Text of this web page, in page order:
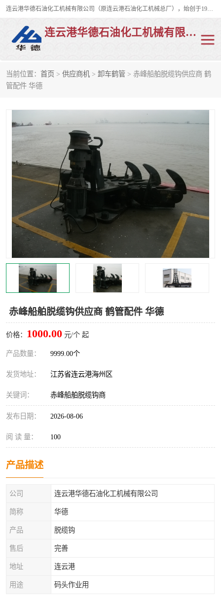
连云港华德石油化工机械有限公司（原连云港石油化工机械总厂），始创于1982年，是从事码头船用流体装卸臂、陆用流体装卸臂（鹤管）、活动梯、钢构平台、定量装车系统等全系列流体装卸设备的设计、制造、销售以及服务的专业供应商。
连云港华德石油化工机械有限公司
当前位置： 首页 > 供应商机 > 卸车鹤管 > 赤峰船舶脱缆钩供应商 鹤
管配件 华德
赤峰船舶脱缆钩供应商 鹤管配件 华德
价格： 1000.00 元/个 起
产品数量： 9999.00个
发货地址： 江苏省连云港海州区
关键词： 赤峰船舶脱缆钩商
发布日期： 2026-08-06
阅 读 量： 100
产品描述
公司 连云港华德石油化工机械有限公司
简称 华德
产品 脱缆钩
售后 完善
地址 连云港
用途 码头作业用
陆用流体装卸臂
液氨鹤管 液氯鹤管
LNG鹤管
平台栈桥
装车鹤管 输油臂
紧急脱离干式接头 火车鹤管
汽车鹤管 顶部鹤管
底部鹤管 低温鹤管
浮动出油装置 鹤管